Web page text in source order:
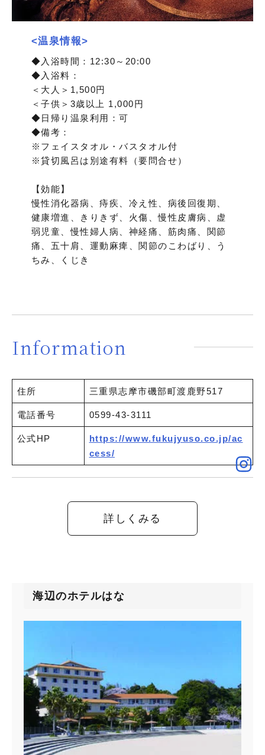
<温泉情報>
◆入浴時間：12:30～20:00
◆入浴料：
＜大人＞1,500円
＜子供＞3歳以上 1,000円
◆日帰り温泉利用：可
◆備考：
※フェイスタオル・バスタオル付
※貸切風呂は別途有料（要問合せ）
【効能】
慢性消化器病、痔疾、冷え性、病後回復期、
健康増進、きりきず、火傷、慢性皮膚病、虚
弱児童、慢性婦人病、神経痛、筋肉痛、関節
痛、五十肩、運動麻痺、関節のこわばり、う
ちみ、くじき
Information
住所 三重県志摩市磯部町渡鹿野517
電話番号 0599-43-3111
公式HP
https://www.fukujyuso.co.jp/ac
cess/
詳しくみる
海辺のホテルはな